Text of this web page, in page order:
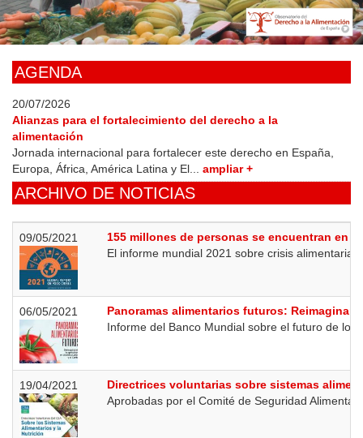
Skip
to
main
AGENDA
20/07/2026
Alianzas para el fortalecimiento del derecho a la
alimentación
Jornada internacional para fortalecer este derecho en España,
Europa, África, América Latina y El... ampliar +
ARCHIVO DE NOTICIAS
09/05/2021
155 millones de personas se encuentran en
El informe mundial 2021 sobre crisis
06/05/2021
Panoramas alimentarios futuros:
Informe del Banco Mundial sobre el futuro de
19/04/2021
Directrices voluntarias sobre sistemas
Aprobadas por el Comité de Seguridad